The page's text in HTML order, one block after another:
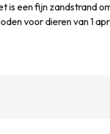
is een fijn zandstrand
voor dieren van 1